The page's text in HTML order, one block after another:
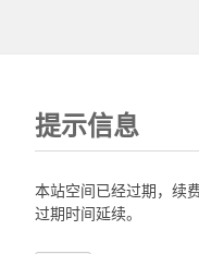
提示信息
本站空间已经过期，续
过期时间延续。